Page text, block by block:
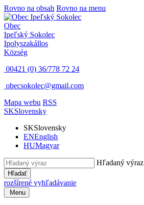
Rovno na obsah Rovno na menu
Obec
Ipeľský Sokolec
Ipolyszakállos
Község
00421 (0) 36/778 72 24
obecsokolec@gmail.com
Mapa webu RSS
SKSlovensky
SKSlovensky
ENEnglish
HUMagyar
Hľadaný výraz
Hľadať
rozšírené vyhľadávanie
Menu